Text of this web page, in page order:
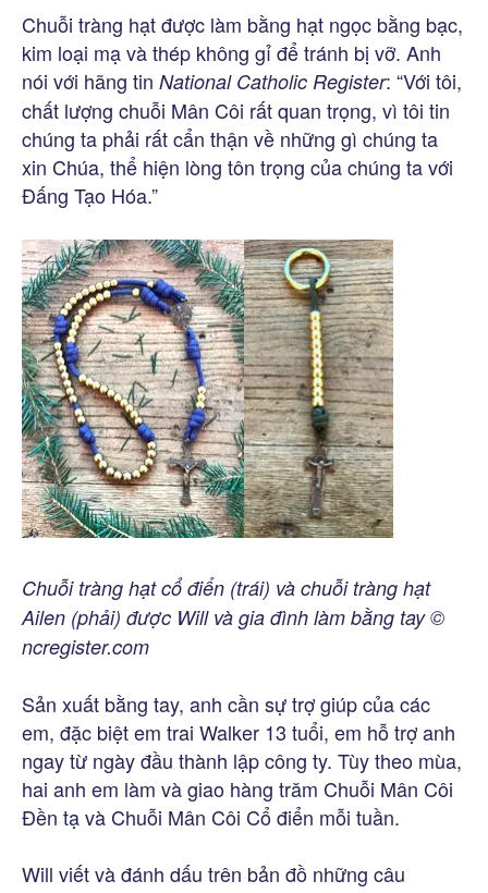
Chuỗi tràng hạt được làm bằng hạt ngọc bằng bạc,
kim loại mạ và thép không gỉ để tránh bị vỡ. Anh
nói với hãng tin National Catholic Register: “Với tôi,
chất lượng chuỗi Mân Côi rất quan trọng, vì tôi tin
chúng ta phải rất cẩn thận về những gì chúng ta
xin Chúa, thể hiện lòng tôn trọng của chúng ta với
Đấng Tạo Hóa.”
Chuỗi tràng hạt cổ điển (trái) và chuỗi tràng hạt
Ailen (phải) được Will và gia đình làm bằng tay ©
ncregister.com
Sản xuất bằng tay, anh cần sự trợ giúp của các
em, đặc biệt em trai Walker 13 tuổi, em hỗ trợ anh
ngay từ ngày đầu thành lập công ty. Tùy theo mùa,
hai anh em làm và giao hàng trăm Chuỗi Mân Côi
Đền tạ và Chuỗi Mân Côi Cổ điển mỗi tuần.
Will viết và đánh dấu trên bản đồ những câu